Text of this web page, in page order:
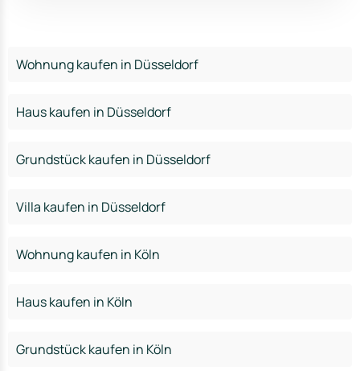
Wohnung kaufen in Düsseldorf
Haus kaufen in Düsseldorf
Grundstück kaufen in Düsseldorf
Villa kaufen in Düsseldorf
Wohnung kaufen in Köln
Haus kaufen in Köln
Grundstück kaufen in Köln